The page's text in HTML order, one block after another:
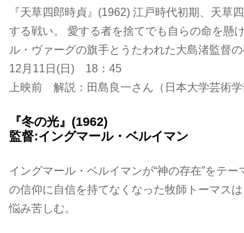
『天草四郎時貞』(1962) 江戸時代初期、天草
する戦い。 愛する者を捨てでも自らの命を懸
ル・ヴァーグの旗手とうたわれた大島渚監督の
12月11日(日) 18：45
上映前 解説：田島良一さん（日本大学芸術学
『冬の光』(1962)
監督:イングマール・ベルイマン
イングマール・ベルイマンが“神の存在”をテ
の信仰に自信を持てなくなった牧師トーマス
悩み苦しむ。